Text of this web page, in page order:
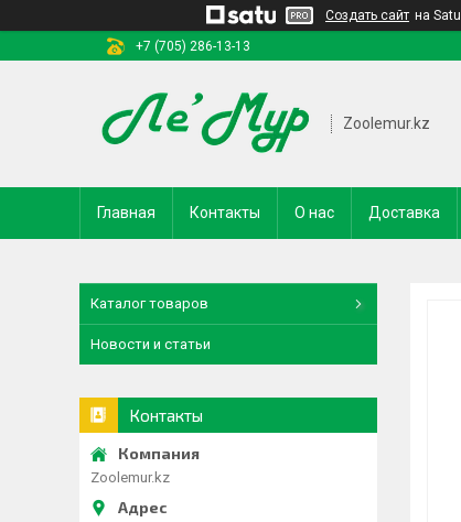
Создать сайт на
+7 (705) 286-13-13
Zoolemur.kz
Главная Контакты О нас Доставка
Каталог товаров
Новости и статьи
Контакты
Zoolemur.kz